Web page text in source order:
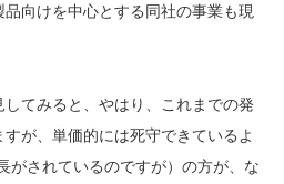
向けを中心とする同社の事業も現
てみると、やはり、これまでの発
が、単価的には死守できているよ
がされているのですが）の方が、な